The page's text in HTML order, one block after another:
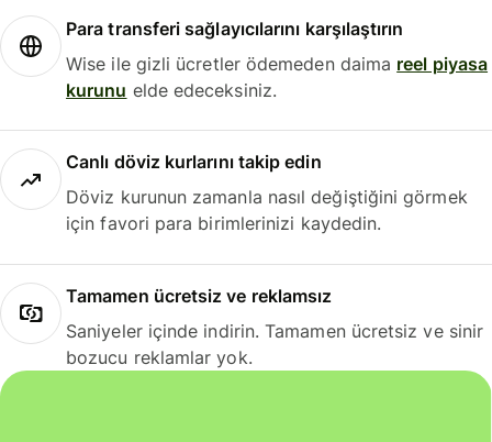
Para transferi sağlayıcılarını karşılaştırın
Wise ile gizli ücretler ödemeden daima reel piyasa
kurunu elde edeceksiniz.
Canlı döviz kurlarını takip edin
Döviz kurunun zamanla nasıl değiştiğini görmek
için favori para birimlerinizi kaydedin.
Tamamen ücretsiz ve reklamsız
Saniyeler içinde indirin. Tamamen ücretsiz ve sinir
bozucu reklamlar yok.